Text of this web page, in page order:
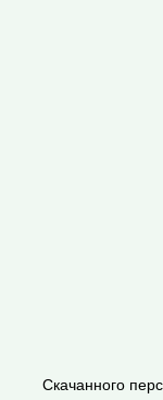
Скачанного